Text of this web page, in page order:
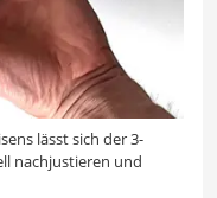
lässt sich der 3-
nachjustieren und